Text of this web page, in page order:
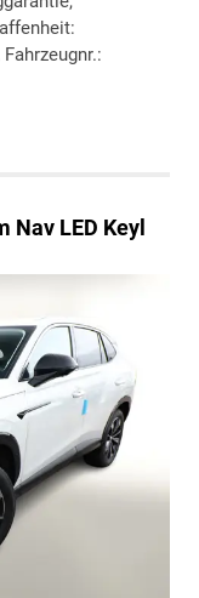
Nav LED Keyl